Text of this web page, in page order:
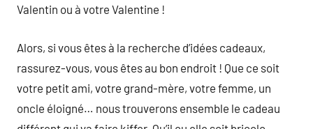
Valentin ou à votre Valentine !
Alors, si vous êtes à la recherche d’idées cadeaux,
rassurez-vous, vous êtes au bon endroit ! Que ce soit
votre petit ami, votre grand-mère, votre femme, un
oncle éloigné… nous trouverons ensemble le cadeau